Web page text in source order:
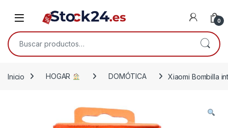
Open 0
Buscar por:
Inicio HOGAR DOMÓTICA Xiaomi Bombilla